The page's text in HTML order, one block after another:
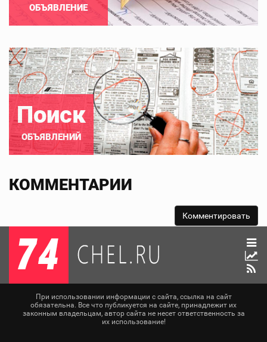
ОБЪЯВЛЕНИЕ
Поиск
ОБЪЯВЛЕНИЙ
КОММЕНТАРИИ
При использовании информации с сайта, ссылка на сайт
обязательна. Все что публикуется на сайте, принадлежит их
законным владельцам, автор сайта не несет ответственность за
их использование!